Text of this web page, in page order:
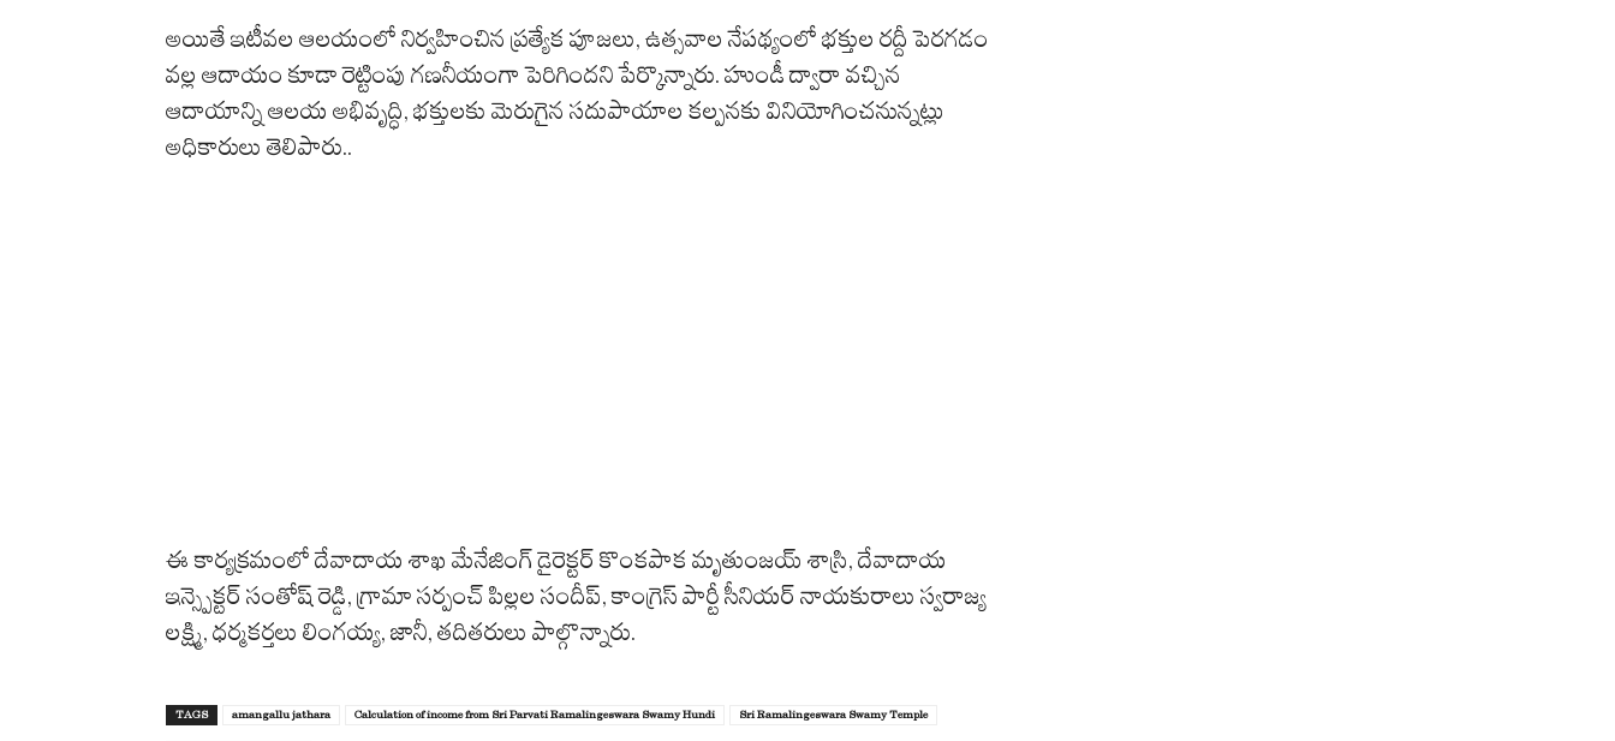
అయితే ఇటీవల ఆలయంలో నిర్వహించిన ప్రత్యేక పూజలు, ఉత్సవాల నేపథ్యంలో భక్తుల రద్దీ పెరగడం
వల్ల ఆదాయం కూడారెట్టింపు గణనీయంగా పెరిగిందని పేర్కొన్నారు. హుండీ ద్వారా వచ్చిన
ఆదాయాన్ని ఆలయ అభివృద్ధి, భక్తులకు మెరుగైన సదుపాయాల కల్పనకు వినియోగించనున్నట్లు
అధికారులు తెలిపారు..
ఈ కార్యక్రమంలో దేవాదాయ శాఖ మేనేజింగ్ డైరెక్టర్ కొంకపాక మృతుంజయ్ శాస్రి,దేవాదాయ
ఇన్స్పెక్టర్ సంతోష్ రెడ్డి, గ్రామా సర్పంచ్ పిల్లల సందీప్,కాంగ్రెస్ పార్టీ సీనియర్ నాయకురాలు స్వరాజ్య
లక్ష్మి, ధర్మకర్తలు లింగయ్య, జానీ, తదితరులు పాల్గొన్నారు.
TAGS amangallu jathara Calculation of income from Sri Parvati Ramalingeswara Swamy Hundi Sri Ramalingeswara Swamy Temple